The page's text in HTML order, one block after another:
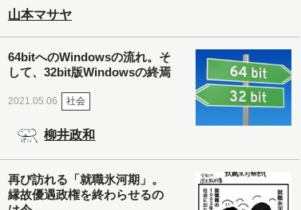
山本マサヤ
64bitへのWindowsの流れ。そ
して、32bit版Windowsの終焉
2021.05.06 社会
柳井政和
再び訪れる「就職氷河期」。
縁故優遇政権を終わらせるの